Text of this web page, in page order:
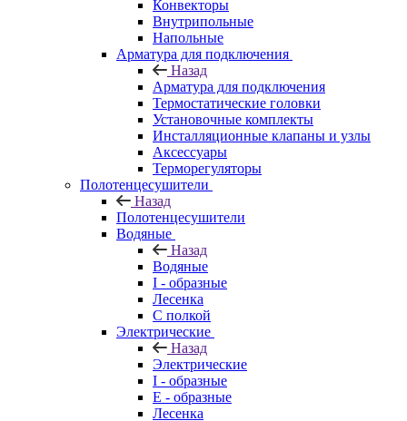
Конвекторы
Внутрипольные
Напольные
Арматура для подключения
Назад
Арматура для подключения
Термостатические головки
Установочные комплекты
Инсталляционные клапаны и узлы
Аксессуары
Терморегуляторы
Полотенцесушители
Назад
Полотенцесушители
Водяные
Назад
Водяные
I - образные
Лесенка
С полкой
Электрические
Назад
Электрические
I - образные
E - образные
Лесенка